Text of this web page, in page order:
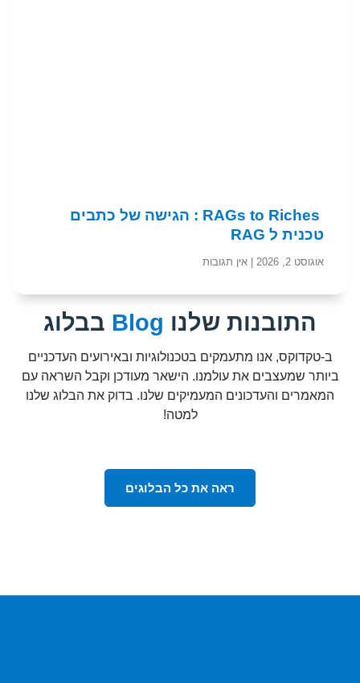
RAGs to Riches : הגישה של כתבים
טכנית ל RAG
אוגוסט 2, 2026 אין תגובות
התובנות שלנוBlogבבלוג
ב-טקדוקס, אנו מתעמקים בטכנולוגיות ובאירועים העדכניים
ביותר שמעצבים את עולמנו. הישאר מעודכן וקבל השראה עם
המאמרים והעדכונים המעמיקים שלנו. בדוק את הבלוג שלנו
למטה!
ראה את כל הבלוגים